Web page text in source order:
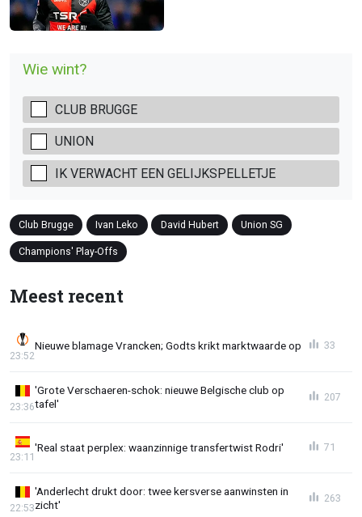
Wie wint?
CLUB BRUGGE
UNION
IK VERWACHT EEN GELIJKSPELLETJE
Club Brugge Ivan Leko David Hubert Union SG
Champions' Play-Offs
Meest recent
Nieuwe blamage Vrancken; Godts krikt marktwaarde op
23:52
33
'Grote Verschaeren-schok: nieuwe Belgische club op
tafel'
23:36
207
'Real staat perplex: waanzinnige transfertwist Rodri'
23:11
71
'Anderlecht drukt door: twee kersverse aanwinsten in
zicht'
22:53
263